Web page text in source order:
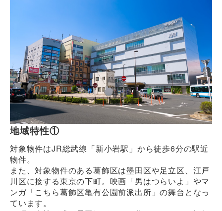
地域特性①
対象物件はJR総武線「新小岩駅」から徒歩6分の駅近
物件。
また、対象物件のある葛飾区は墨田区や足立区、江戸
川区に接する東京の下町。映画「男はつらいよ」やマ
ンガ「こちら葛飾区亀有公園前派出所」の舞台となっ
ています。